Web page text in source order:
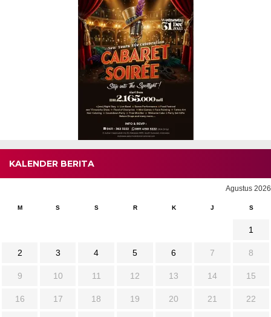
KALENDER BERITA
Agustus 2026
M S S R K J S
1
2 3 4 5 6 7 8
9 10 11 12 13 14 15
16 17 18 19 20 21 22